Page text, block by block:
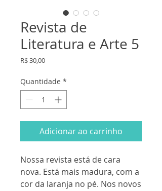
Revista de
Literatura e Arte 5
R$ 30,00Preço
Quantidade *
Adicionar ao carrinho
Nossa revista está de cara
nova. Está mais madura, com a
cor da laranja no pé. Nos novos